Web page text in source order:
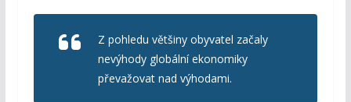
Z pohledu většiny obyvatel začaly
nevýhody globální ekonomiky
převažovat nad výhodami.